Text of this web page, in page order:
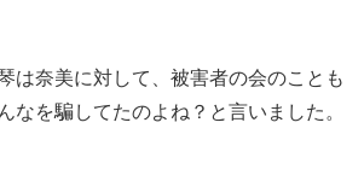
は奈美に対して、被害者の会のことも
なを騙してたのよね？と言いました。